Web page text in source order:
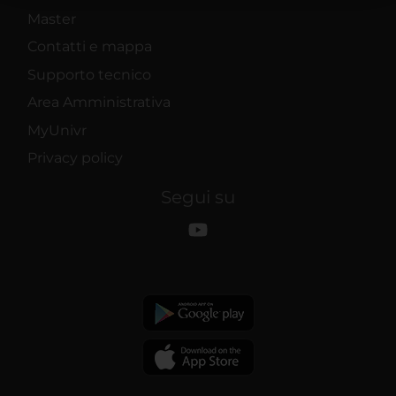
raccolto dal tuo utilizzo dei loro servizi.
Master
Contatti e mappa
Supporto tecnico
Area Amministrativa
MyUnivr
Privacy policy
Segui su